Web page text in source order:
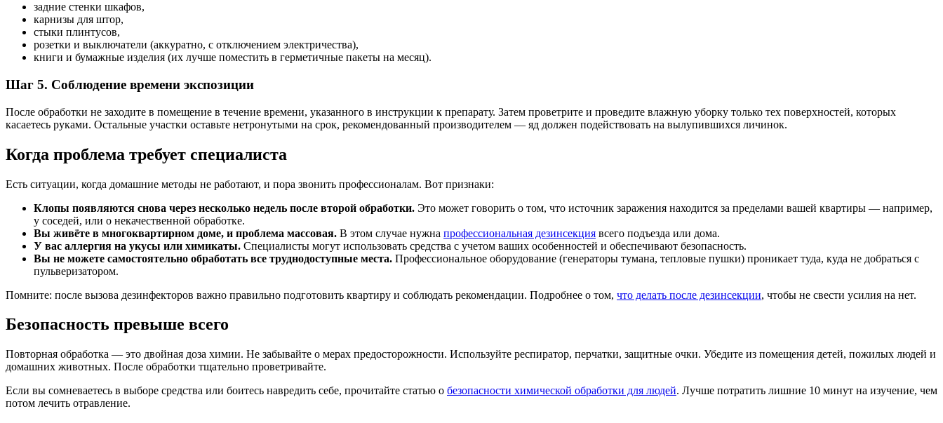
задние стенки шкафов,
карнизы для штор,
стыки плинтусов,
розетки и выключатели (аккуратно, с отключением электричества),
книги и бумажные изделия (их лучше поместить в герметичные пакеты на месяц).
Шаг 5. Соблюдение времени экспозиции
После обработки не заходите в помещение в течение времени, указанного в инструкции к препарату. Затем проветрите и проведите влажную уборку только тех поверхностей, которых
касаетесь руками. Остальные участки оставьте нетронутыми на срок, рекомендованный производителем — яд должен подействовать на вылупившихся личинок.
Когда проблема требует специалиста
Есть ситуации, когда домашние методы не работают, и пора звонить профессионалам. Вот признаки:
Клопы появляются снова через несколько недель после второй обработки. Это может говорить о том, что источник заражения находится за пределами вашей квартиры — например,
у соседей, или о некачественной обработке.
Вы живёте в многоквартирном доме, и проблема массовая. В этом случае нужна профессиональная дезинсекция всего подъезда или дома.
У вас аллергия на укусы или химикаты. Специалисты могут использовать средства с учетом ваших особенностей и обеспечивают безопасность.
Вы не можете самостоятельно обработать все труднодоступные места. Профессиональное оборудование (генераторы тумана, тепловые пушки) проникает туда, куда не добраться с
пульверизатором.
Помните: после вызова дезинфекторов важно правильно подготовить квартиру и соблюдать рекомендации. Подробнее о том, что делать после дезинсекции, чтобы не свести усилия на нет.
Безопасность превыше всего
Повторная обработка — это двойная доза химии. Не забывайте о мерах предосторожности. Используйте респиратор, перчатки, защитные очки. Убедите из помещения детей, пожилых людей и
домашних животных. После обработки тщательно проветривайте.
Если вы сомневаетесь в выборе средства или боитесь навредить себе, прочитайте статью о безопасности химической обработки для людей. Лучше потратить лишние 10 минут на изучение, чем
потом лечить отравление.